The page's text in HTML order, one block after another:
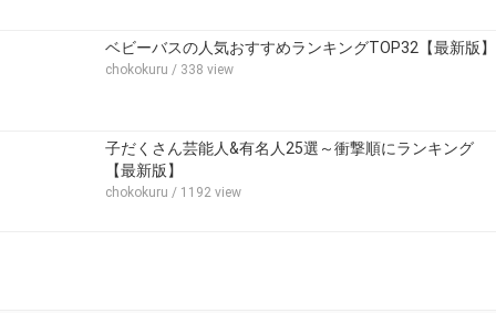
ベビーバスの人気おすすめランキングTOP32【最新版】
chokokuru / 338 view
子だくさん芸能人&有名人25選～衝撃順にランキング
【最新版】
chokokuru / 1192 view